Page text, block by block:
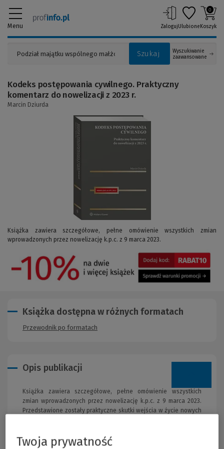
Menu
Szukaj
Wyszukiwanie
zaawansowane
ZalogujUlubione
0
Koszyk
(Link
Książka zawiera szczegółowe, pełne omówienie wszystkich zmian
wprowadzonych przez nowelizację k.p.c. z 9 marca 2023.
Kodeks postępowania cywilnego. Praktyczny
komentarz do nowelizacji z 2023 r.
Marcin Dziurda
Opis publikacji
Książka zawiera szczegółowe, pełne omówienie wszystkich
zmian wprowadzonych przez nowelizację k.p.c. z 9 marca 2023.
Przedstawione zostały praktyczne skutki wejścia w życie nowych
Autor porównuje założenia projektodawcy z tym, jakie będą
Książka dostępna w różnych formatach
Przewodnik po formatach
Twoja prywatność